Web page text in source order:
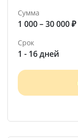
Сумма
1 000 – 30 000 ₽
Срок
1 - 16 дней